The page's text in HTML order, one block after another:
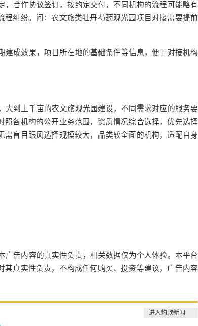
合作协议签订，按约定交付，不同机构的流程可能略有
纠纷。 问：农文旅类牡丹芍药观光园项目对接需要提前
成效果，项目所在地的基础条件等信息，便于对接机构
到上千亩的农文旅观光园建设，不同需求对应的服务要
各机构的公开业务范围，资质情况综合选择，优先选择
盲目跟风选择规模较大，品类较全面的机构，适配自身
广告内容的真实性负责，相关数据仅为个人体验。本平台
真实性负责，不构成任何购买、投资等建议，广告内容
进入豹款新闻